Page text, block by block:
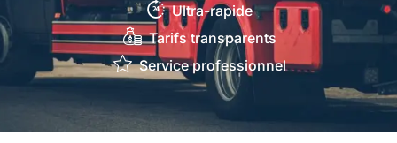
Ultra-rapide
Tarifs transparents
Service professionnel